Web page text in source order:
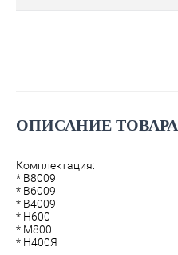
ОПИСАНИЕ ТОВАРА
Комплектация:
* В8009
* В6009
* В4009
* Н600
* М800
* Н400Я